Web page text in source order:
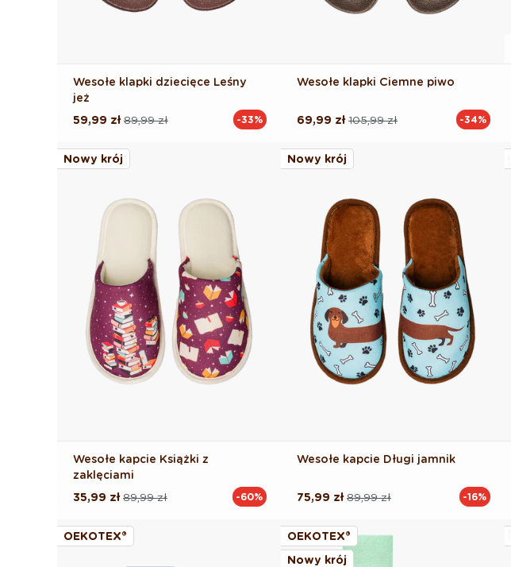
Wesołe klapki dziecięce Leśny
jeż
Cena
89,99 zł
Cena
59,99 zł -33%
Wesołe klapki Ciemne piwo
Cena
105,99 zł
Cena
69,99 zł -34%
Nowy krój
Wesołe kapcie Książki z
zaklęciami
Cena
89,99 zł
Cena
35,99 zł -60%
Nowy krój
Wesołe kapcie Długi jamnik
Cena
89,99 zł
Cena
75,99 zł -16%
OEKOTEX®
OEKOTEX®
Nowy krój